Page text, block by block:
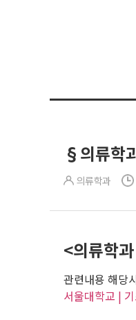
§의류학
의류학과
<의류학
관련내용 해당
서울대학교 |